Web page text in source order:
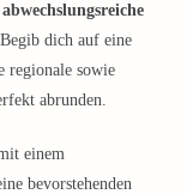
abwechslungsreiche
dich auf eine
regionale sowie
abrunden.
einem
bevorstehenden